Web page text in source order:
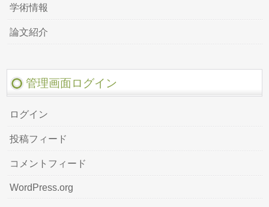
学術情報
論文紹介
管理画面ログイン
ログイン
投稿フィード
コメントフィード
WordPress.org